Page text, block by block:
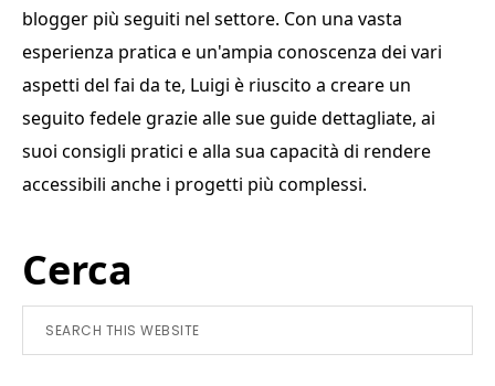
k
blogger più seguiti nel settore. Con una vasta
esperienza pratica e un'ampia conoscenza dei vari
aspetti del fai da te, Luigi è riuscito a creare un
seguito fedele grazie alle sue guide dettagliate, ai
suoi consigli pratici e alla sua capacità di rendere
accessibili anche i progetti più complessi.
Primary
Sidebar
Cerca
Search
this